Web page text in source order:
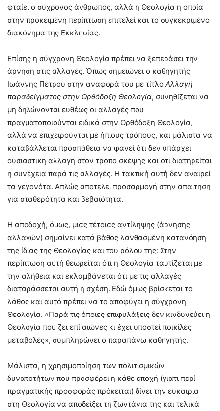
φταίει ο σύχρονος άνθρωπος, αλλά η Θεολογία η οποία
στην προκειμένη περίπτωση επιτελεί και το συγκεκριμένο
διακόνημα της Εκκλησίας.
Επίσης η σύγχρονη Θεολογία πρέπει να ξεπεράσει την
άρνηση στις αλλαγές. Όπως σημειώνει ο καθηγητής
Ιωάννης Πέτρου στην αναφορά του με τίτλο Αλλαγή
παραδείγματος στην Ορθόδοξη Θεολογία, συνηθίζεται να
μη δηλώνονται ευθέως οι αλλαγές που
πραγματοποιούνται ειδικά στην Ορθόδοξη Θεολογία,
αλλά να επιχειρούνται με ήπιους τρόπους, και μάλιστα να
καταβάλλεται προσπάθεια να φανεί ότι δεν υπάρχει
ουσιαστική αλλαγή στον τρόπο σκέψης και ότι διατηρείται
η συνέχεια παρά τις αλλαγές. Η τακτική αυτή δεν αναιρεί
τα γεγονότα. Απλώς αποτελεί προσαρμογή στην απαίτηση
για σταθερότητα και βεβαιότητα.
Η αποδοχή, όμως, μιας τέτοιας αντίληψης (άρνησης
αλλαγών) σημαίνει κατά βάθος λανθασμένη κατανόηση
της ίδιας της Θεολογίας και του ρόλου της: Στην
περίπτωση αυτή θεωρείται ότι η Θεολογία ταυτίζεται με
την αλήθεια και εκλαμβάνεται ότι με τις αλλαγές
διαταράσσεται αυτή η σχέση. Εδώ όμως βρίσκεται το
λάθος και αυτό πρέπει να το αποφύγει η σύγχρονη
Θεολογία. «Παρά τις όποιες επιφυλάξεις δεν κινδυνεύει η
Θεολογία που ζει επί αιώνες κι έχει υποστεί ποικίλες
μεταβολές», συμπληρώνει ο παραπάνω καθηγητής.
Μάλιστα, η χρησιμοποίηση των πολιτισμικών
δυνατοτήτων που προσφέρει η κάθε εποχή (γιατι περί
πραγματικής προσφοράς πρόκειται) δίνει την ευκαιρία
στη Θεολογία να αποδείξει τη ζωντάνια της και τελικά